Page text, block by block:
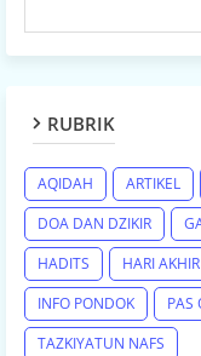
RUBRIK
AQIDAH ARTIKEL
DOA DAN DZIKIR
HADITS
HARI AKHIR
INFO PONDOK
PAS
TAZKIYATUN NAFS